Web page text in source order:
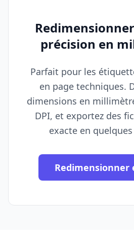
précision en
Parfait pour les
en page techniques.
dimensions en
DPI, et exportez des
exacte en
Redimensionner